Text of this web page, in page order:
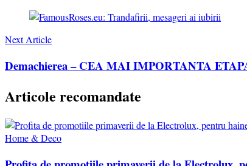
Next Article
Demachierea – CEA MAI IMPORTANTA
Articole recomandate
Home & Deco